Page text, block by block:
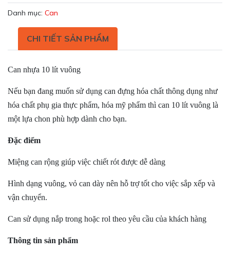
Danh mục: Can
CHI TIẾT SẢN PHẨM
Can nhựa 10 lít vuông
Nếu bạn đang muốn sử dụng can đựng hóa chất thông dụng như
hóa chất phụ gia thực phẩm, hóa mỹ phẩm thì can 10 lít vuông là
một lựa chon phù hợp dành cho bạn.
Đặc điểm
Miệng can rộng giúp việc chiết rót được dễ dàng
Hình dạng vuông, vỏ can dày nên hỗ trợ tốt cho việc sắp xếp và
vận chuyển.
Can sử dụng nắp trong hoặc rol theo yêu cầu của khách hàng
Thông tin sản phẩm